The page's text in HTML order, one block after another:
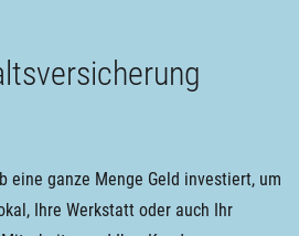
eine ganze Menge Geld investiert, um
Ihre Werkstatt oder auch Ihr